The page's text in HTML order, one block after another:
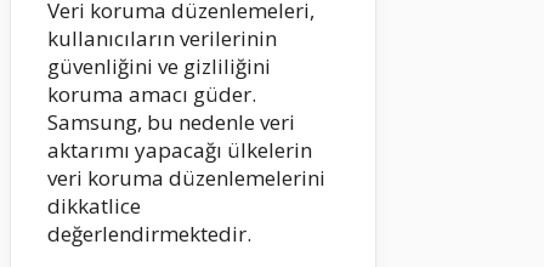
Veri koruma düzenlemeleri,
kullanıcıların verilerinin
güvenliğini ve gizliliğini
koruma amacı güder.
Samsung, bu nedenle veri
aktarımı yapacağı ülkelerin
veri koruma düzenlemelerini
dikkatlice
değerlendirmektedir.